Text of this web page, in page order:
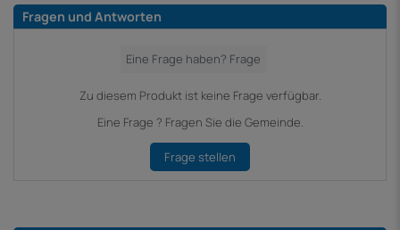
Fragen und Antworten
Zu diesem Produkt ist keine Frage verfügbar.
Eine Frage ? Fragen Sie die Gemeinde.
Frage stellen